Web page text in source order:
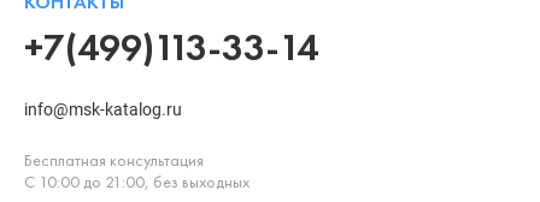
+7(499)113-33-14
info@msk-katalog.ru
Бесплатная консультация
С 10:00 до 21:00, без выходных